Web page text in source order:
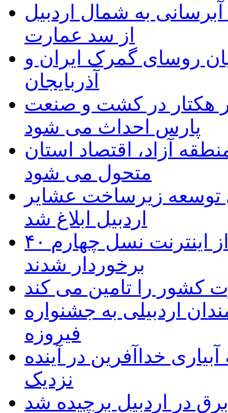
ماده ۲۳ طرح آبرسانی به شمال اردبیل
از سد عمارت
روسای گمرک ایران و
آذربایجان
هکتار در کشت و صنعت
پارس احداث می شود
آزاد، اقتصاد استان
متحول می شود
برای توسعه زیرساخت عشایر
اردبیل ابلاغ شد
۴۰ روستای شهرستان گِرمی از اینترنت نسل چهارم
برخوردار شدند
به۵۰ اثر هنرمندان اردبیلی به جشنواره
فیروزه
خداآفرین در آینده
نزدیک